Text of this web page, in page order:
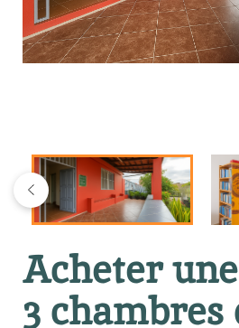
Acheter
3 chambres